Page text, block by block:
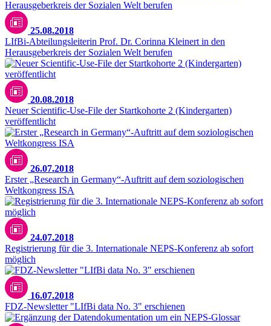
25.08.2018
LIfBi-Abteilungsleiterin Prof. Dr. Corinna Kleinert in den
Herausgeberkreis der Sozialen Welt berufen
20.08.2018
Neuer Scientific-Use-File der Startkohorte 2 (Kindergarten)
veröffentlicht
26.07.2018
Erster „Research in Germany“-Auftritt auf dem soziologischen
Weltkongress ISA
24.07.2018
Registrierung für die 3. Internationale NEPS-Konferenz ab sofort
möglich
16.07.2018
FDZ-Newsletter "LIfBi data No. 3" erschienen